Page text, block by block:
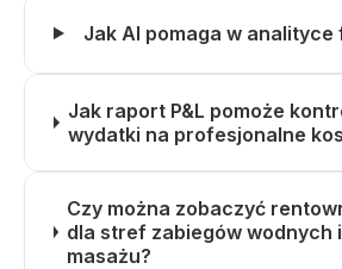
Jak AI pomaga w analityce
Jak raport P&L pomoże
wydatki na profesjonalne
Czy można zobaczyć
dla stref zabiegów wodnych
masażu?